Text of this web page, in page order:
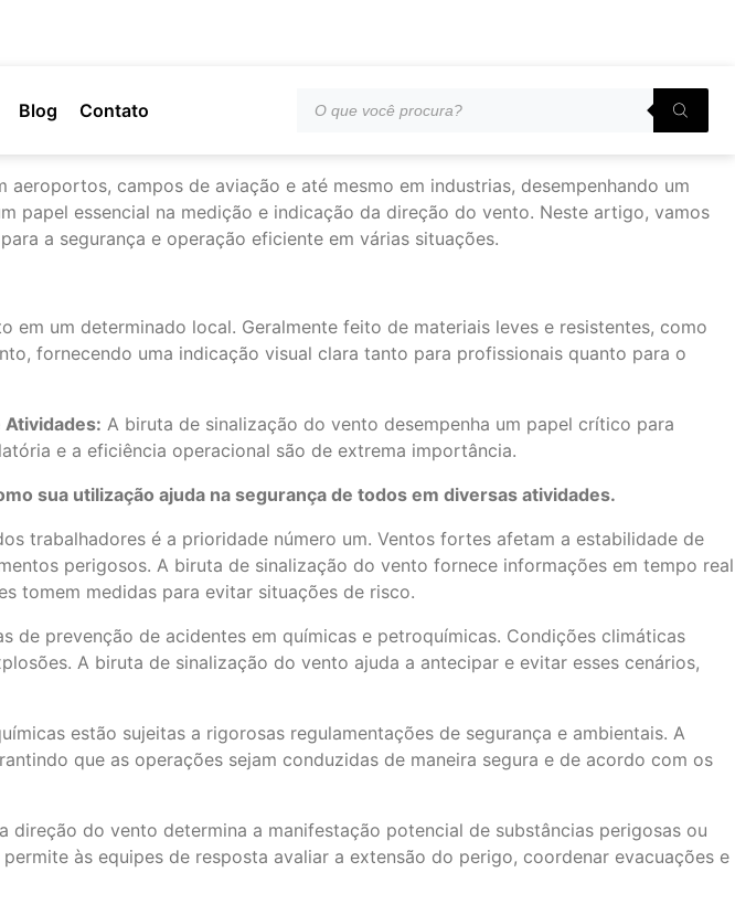
Blog Contato
campos de aviação e até mesmo em industrias, desempenhando um
papel essencial na medição e indicação da direção do vento. Neste artigo, vamos
a segurança e operação eficiente em várias situações.
um determinado local. Geralmente feito de materiais leves e resistentes, como
fornecendo uma indicação visual clara tanto para profissionais quanto para o
Atividades: A biruta de sinalização do vento desempenha um papel crítico para
e a eficiência operacional são de extrema importância.
sua utilização ajuda na segurança de todos em diversas atividades.
trabalhadores é a prioridade número um. Ventos fortes afetam a estabilidade de
perigosos. A biruta de sinalização do vento fornece informações em tempo real
tomem medidas para evitar situações de risco.
de prevenção de acidentes em químicas e petroquímicas. Condições climáticas
A biruta de sinalização do vento ajuda a antecipar e evitar esses cenários,
estão sujeitas a rigorosas regulamentações de segurança e ambientais. A
que as operações sejam conduzidas de maneira segura e de acordo com os
direção do vento determina a manifestação potencial de substâncias perigosas ou
às equipes de resposta avaliar a extensão do perigo, coordenar evacuações e